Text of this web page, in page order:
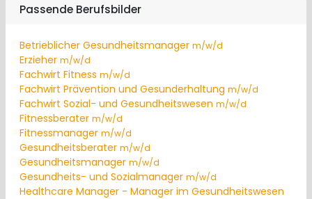
Passende Berufsbilder
Betrieblicher Gesundheitsmanager m/w/d
Erzieher m/w/d
Fachwirt Fitness m/w/d
Fachwirt Prävention und Gesunderhaltung m/w/d
Fachwirt Sozial- und Gesundheitswesen m/w/d
Fitnessberater m/w/d
Fitnessmanager m/w/d
Gesundheitsberater m/w/d
Gesundheitsmanager m/w/d
Gesundheits- und Sozialmanager m/w/d
Healthcare Manager - Manager im Gesundheitswesen